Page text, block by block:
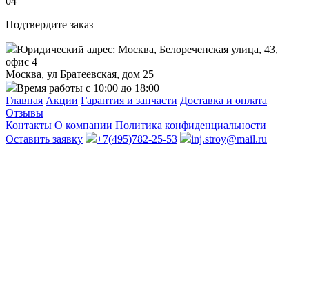
Подтвердите заказ
Юридический адрес: Москва, Белореченская улица, 43,
офис 4
Москва, ул Братеевская, дом 25
Время работы с 10:00 до 18:00
Главная Акции Гарантия и запчасти Доставка и оплата
Отзывы
Контакты О компании Политика конфиденциальности
Оставить заявку
+7(495)782-25-53 inj.stroy@mail.ru